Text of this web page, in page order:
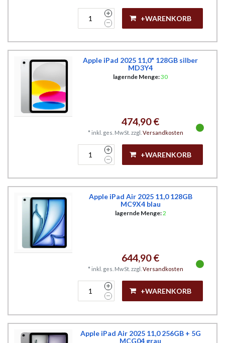
+WARENKORB
Apple iPad 2025 11,0" 128GB silber
MD3Y4
lagernde Menge:30
474,90 €
* inkl. ges. MwSt. zzgl. Versandkosten
+WARENKORB
Apple iPad Air 2025 11,0 128GB
MC9X4 blau
lagernde Menge:2
644,90 €
* inkl. ges. MwSt. zzgl. Versandkosten
+WARENKORB
Apple iPad Air 2025 11,0 256GB + 5G
MCG04 grau